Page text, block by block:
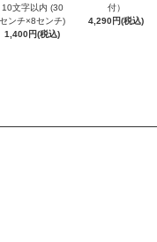
10文字以内 (30
センチ×8センチ)
1,400円(税込)
付）
4,290円(税込)